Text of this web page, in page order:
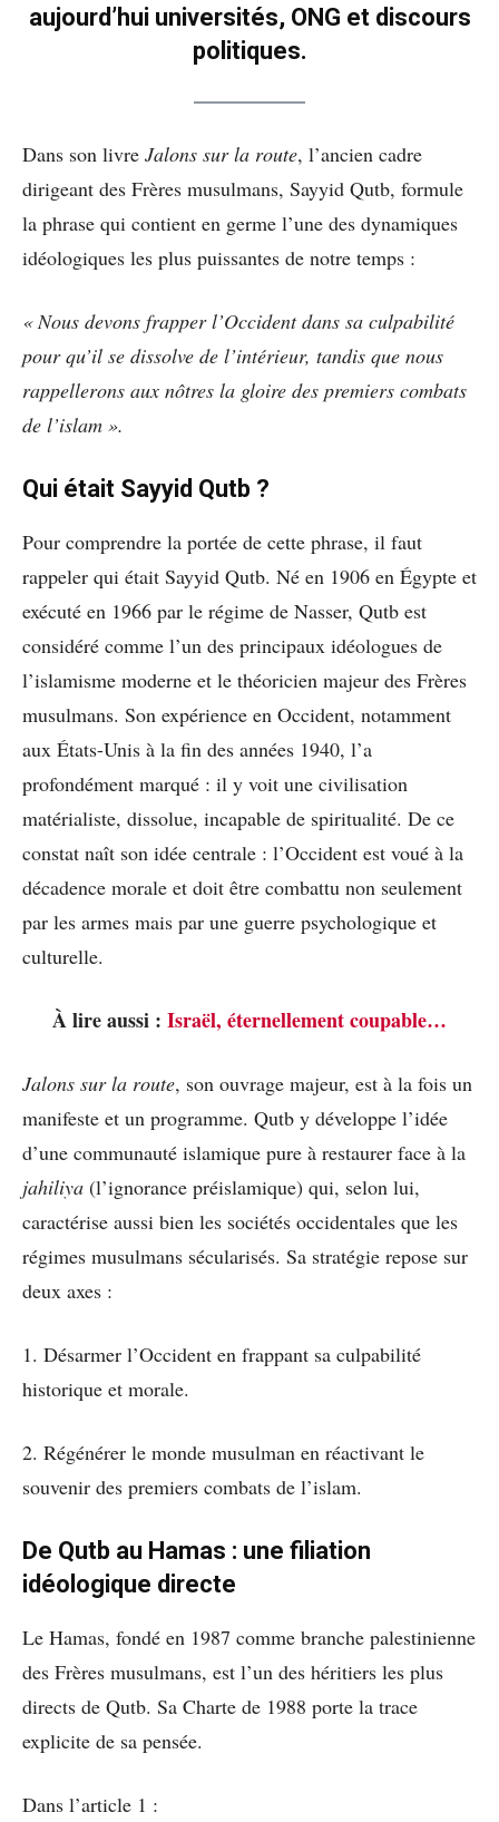
aujourd’hui universités, ONG et discours
politiques.
Dans son livre Jalons sur la route, l’ancien cadre
dirigeant des Frères musulmans, Sayyid Qutb, formule
la phrase qui contient en germe l’une des dynamiques
idéologiques les plus puissantes de notre temps :
« Nous devons frapper l’Occident dans sa culpabilité
pour qu’il se dissolve de l’intérieur, tandis que nous
rappellerons aux nôtres la gloire des premiers combats
de l’islam ».
Qui était Sayyid Qutb ?
Pour comprendre la portée de cette phrase, il faut
rappeler qui était Sayyid Qutb. Né en 1906 en Égypte et
exécuté en 1966 par le régime de Nasser, Qutb est
considéré comme l’un des principaux idéologues de
l’islamisme moderne et le théoricien majeur des Frères
musulmans. Son expérience en Occident, notamment
aux États-Unis à la fin des années 1940, l’a
profondément marqué : il y voit une civilisation
matérialiste, dissolue, incapable de spiritualité. De ce
constat naît son idée centrale : l’Occident est voué à la
décadence morale et doit être combattu non seulement
par les armes mais par une guerre psychologique et
culturelle.
À lire aussi : Israël, éternellement coupable…
Jalons sur la route, son ouvrage majeur, est à la fois un
manifeste et un programme. Qutb y développe l’idée
d’une communauté islamique pure à restaurer face à la
jahiliya (l’ignorance préislamique) qui, selon lui,
caractérise aussi bien les sociétés occidentales que les
régimes musulmans sécularisés. Sa stratégie repose sur
deux axes :
1. Désarmer l’Occident en frappant sa culpabilité
historique et morale.
2. Régénérer le monde musulman en réactivant le
souvenir des premiers combats de l’islam.
De Qutb au Hamas : une filiation
idéologique directe
Le Hamas, fondé en 1987 comme branche palestinienne
des Frères musulmans, est l’un des héritiers les plus
directs de Qutb. Sa Charte de 1988 porte la trace
explicite de sa pensée.
Dans l’article 1 :